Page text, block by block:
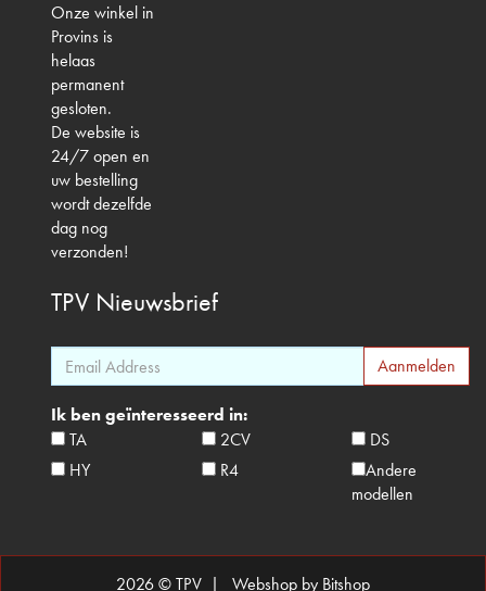
Onze winkel in
Provins is
helaas
permanent
gesloten.
De website is
24/7 open en
uw bestelling
wordt dezelfde
dag nog
verzonden!
TPV Nieuwsbrief
Ik ben geïnteresseerd in:
TA
2CV
DS
HY
R4
Andere
modellen
2026 © TPV | Webshop by Bitshop